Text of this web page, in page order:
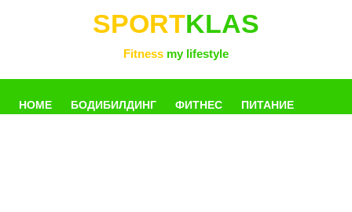
SPORTKLAS
Fitness my lifestyle
HOME БОДИБИЛДИНГ ФИТНЕС ПИТАНИЕ